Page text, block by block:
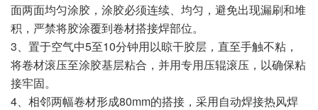
面两面均匀涂胶，涂胶必须连续、均匀，避免出现漏刷和堆
积，严禁将胶涂覆到卷材搭接焊部位。
3、置于空气中5至10分钟用以晾干胶层，直至手触不粘，
将卷材滚压至涂胶基层粘合，并用专用压辊滚压，以确保粘
接牢固。
4、相邻两幅卷材形成80mm的搭接，采用自动焊接热风焊